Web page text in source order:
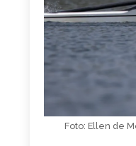
Foto: Ellen de